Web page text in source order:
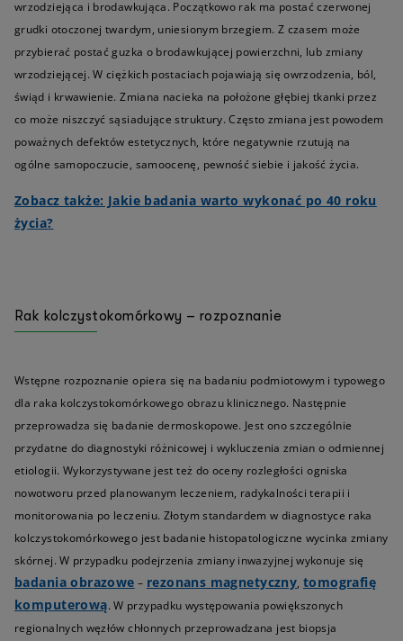
wrzodziejąca i brodawkująca. Początkowo rak ma postać czerwonej
grudki otoczonej twardym, uniesionym brzegiem. Z czasem może
przybierać postać guzka o brodawkującej powierzchni, lub zmiany
wrzodziejącej. W ciężkich postaciach pojawiają się owrzodzenia, ból,
świąd i krwawienie. Zmiana nacieka na położone głębiej tkanki przez
co może niszczyć sąsiadujące struktury. Często zmiana jest powodem
poważnych defektów estetycznych, które negatywnie rzutują na
ogólne samopoczucie, samoocenę, pewność siebie i jakość życia.
Zobacz także: Jakie badania warto wykonać po 40 roku
życia?
Rak kolczystokomórkowy – rozpoznanie
Wstępne rozpoznanie opiera się na badaniu podmiotowym i typowego
dla raka kolczystokomórkowego obrazu klinicznego. Następnie
przeprowadza się badanie dermoskopowe. Jest ono szczególnie
przydatne do diagnostyki różnicowej i wykluczenia zmian o odmiennej
etiologii. Wykorzystywane jest też do oceny rozległości ogniska
nowotworu przed planowanym leczeniem, radykalności terapii i
monitorowania po leczeniu. Złotym standardem w diagnostyce raka
kolczystokomórkowego jest badanie histopatologiczne wycinka zmiany
skórnej. W przypadku podejrzenia zmiany inwazyjnej wykonuje się
badania obrazowe – rezonans magnetyczny, tomografię
komputerową. W przypadku występowania powiększonych
regionalnych węzłów chłonnych przeprowadzana jest biopsja